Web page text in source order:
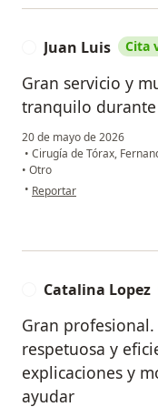
Juan Luis Cita
Gran servicio y
tranquilo
20 de mayo de 2026
• Cirugía de Tórax,
• Otro
• en opinión del usuario
Reportar
Catalina Lopez
Gran
respetuosa y
explicaciones y
ayudar